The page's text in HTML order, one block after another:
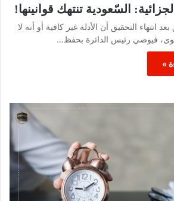
السّعودية تنتهك قوانينها!
انتهاء التحقيق أن الأدلة غير كافية أو أنه لا
فيوصي رئيس الدائرة بحفظ…
»